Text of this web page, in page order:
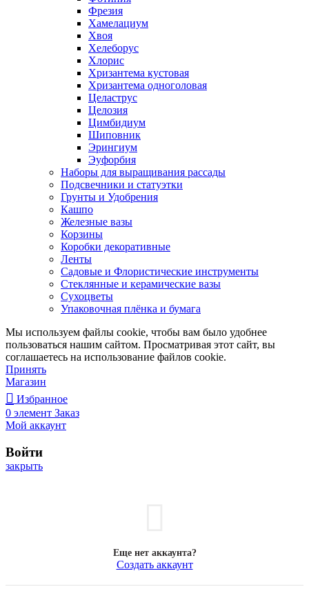
Фрезия
Хамелациум
Хвоя
Хелеборус
Хлорис
Хризантема кустовая
Хризантема одноголовая
Целаструс
Целозия
Цимбидиум
Шиповник
Эрингиум
Эуфорбия
Наборы для выращивания рассады
Подсвечники и статуэтки
Грунты и Удобрения
Кашпо
Железные вазы
Корзины
Коробки декоративные
Ленты
Садовые и Флористические инструменты
Стеклянные и керамические вазы
Сухоцветы
Упаковочная плёнка и бумага
Мы используем файлы cookie, чтобы вам было удобнее
пользоваться нашим сайтом. Просматривая этот сайт, вы
соглашаетесь на использование файлов cookie.
Принять
Магазин
Избранное
0 элемент Заказ
Мой аккаунт
Войти
закрыть
Еще нет аккаунта?
Создать аккаунт